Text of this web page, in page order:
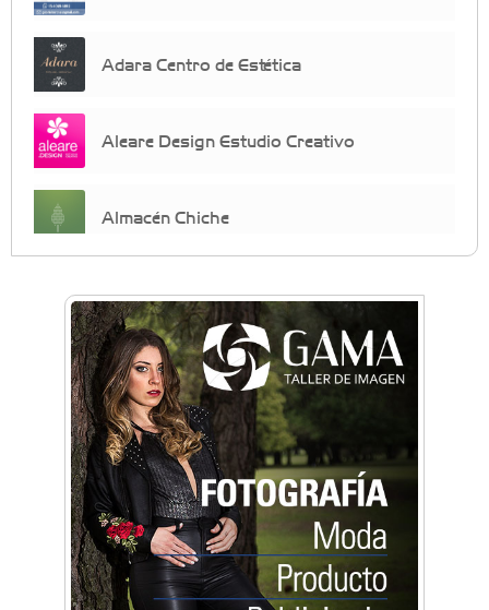
Adara Centro de Estética
Aleare Design Estudio Creativo
Almacén Chiche
crecimiento personal
Arq. Horacio Alejandro Sánchez
Artística ApasionArte
Artística Catalina
Artística Veral